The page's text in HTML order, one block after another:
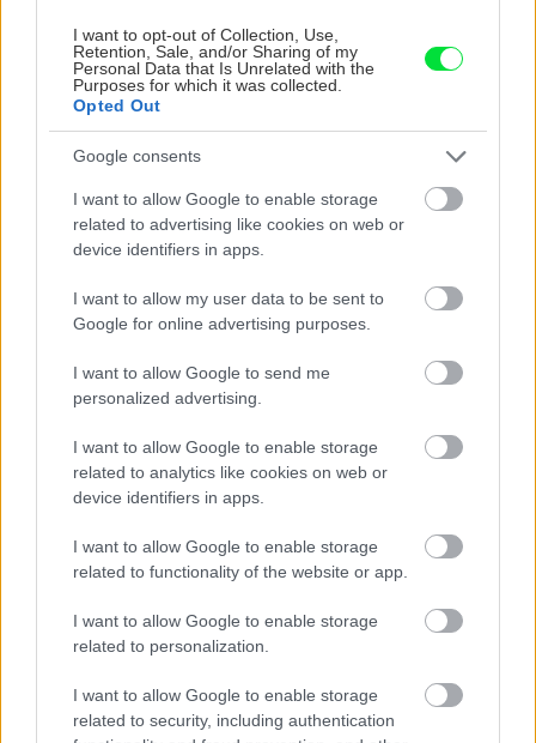
I want to opt-out of Collection, Use,
Retention, Sale, and/or Sharing of my
Personal Data that Is Unrelated with the
Purposes for which it was collected.
Opted Out
Google consents
I want to allow Google to enable storage
related to advertising like cookies on web or
device identifiers in apps.
I want to allow my user data to be sent to
Google for online advertising purposes.
I want to allow Google to send me
personalized advertising.
I want to allow Google to enable storage
related to analytics like cookies on web or
device identifiers in apps.
I want to allow Google to enable storage
related to functionality of the website or app.
I want to allow Google to enable storage
related to personalization.
I want to allow Google to enable storage
related to security, including authentication
Veľmi obľúbeným jedlom jepečená špargľa
obalená v tenkých plátkoch slaniny
alternatívou za „našu“ slaninu je tiež talianske
prosciutto alebo schwarzwaldská šunka.